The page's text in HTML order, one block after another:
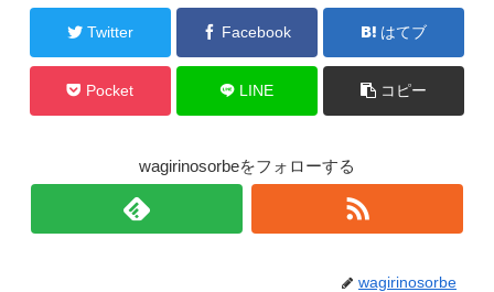
Twitter Facebook はてブ
Pocket LINE コピー
wagirinosorbeをフォローする
wagirinosorbe